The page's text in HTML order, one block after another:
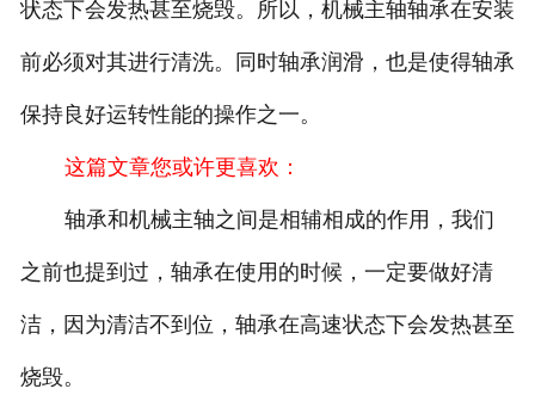
状态下会发热甚至烧毁。所以，机械主轴轴承在安装
前必须对其进行清洗。同时轴承润滑，也是使得轴承
保持良好运转性能的操作之一。
这篇文章您或许更喜欢：
轴承和机械主轴之间是相辅相成的作用，我们
之前也提到过，轴承在使用的时候，一定要做好清
洁，因为清洁不到位，轴承在高速状态下会发热甚至
烧毁。